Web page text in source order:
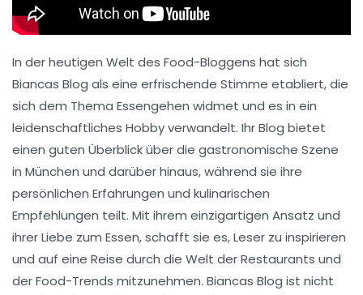
In der heutigen Welt des Food-Bloggens hat sich
Biancas Blog als eine erfrischende Stimme etabliert, die
sich dem Thema Essengehen widmet und es in ein
leidenschaftliches Hobby verwandelt. Ihr Blog bietet
einen guten Überblick über die gastronomische Szene
in München und darüber hinaus, während sie ihre
persönlichen Erfahrungen und kulinarischen
Empfehlungen teilt. Mit ihrem einzigartigen Ansatz und
ihrer Liebe zum Essen, schafft sie es, Leser zu inspirieren
und auf eine Reise durch die Welt derRestaurants und
derFood-Trends mitzunehmen. Biancas Blog ist nicht